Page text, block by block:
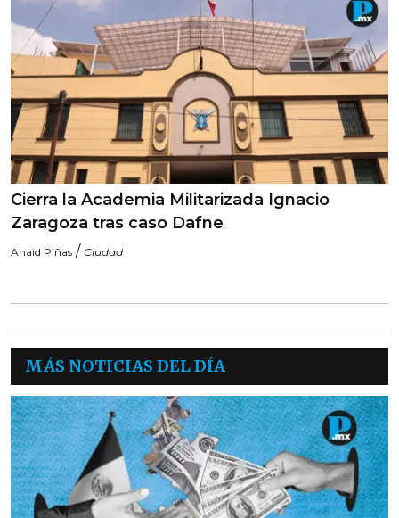
Cierra la Academia Militarizada Ignacio
Zaragoza tras caso Dafne
Anaid Piñas / Ciudad
MÁS NOTICIAS DEL DÍA